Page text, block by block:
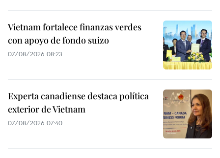
Vietnam fortalece finanzas verdes
con apoyo de fondo suizo
07/08/2026 08:23
Experta canadiense destaca política
exterior de Vietnam
07/08/2026 07:40